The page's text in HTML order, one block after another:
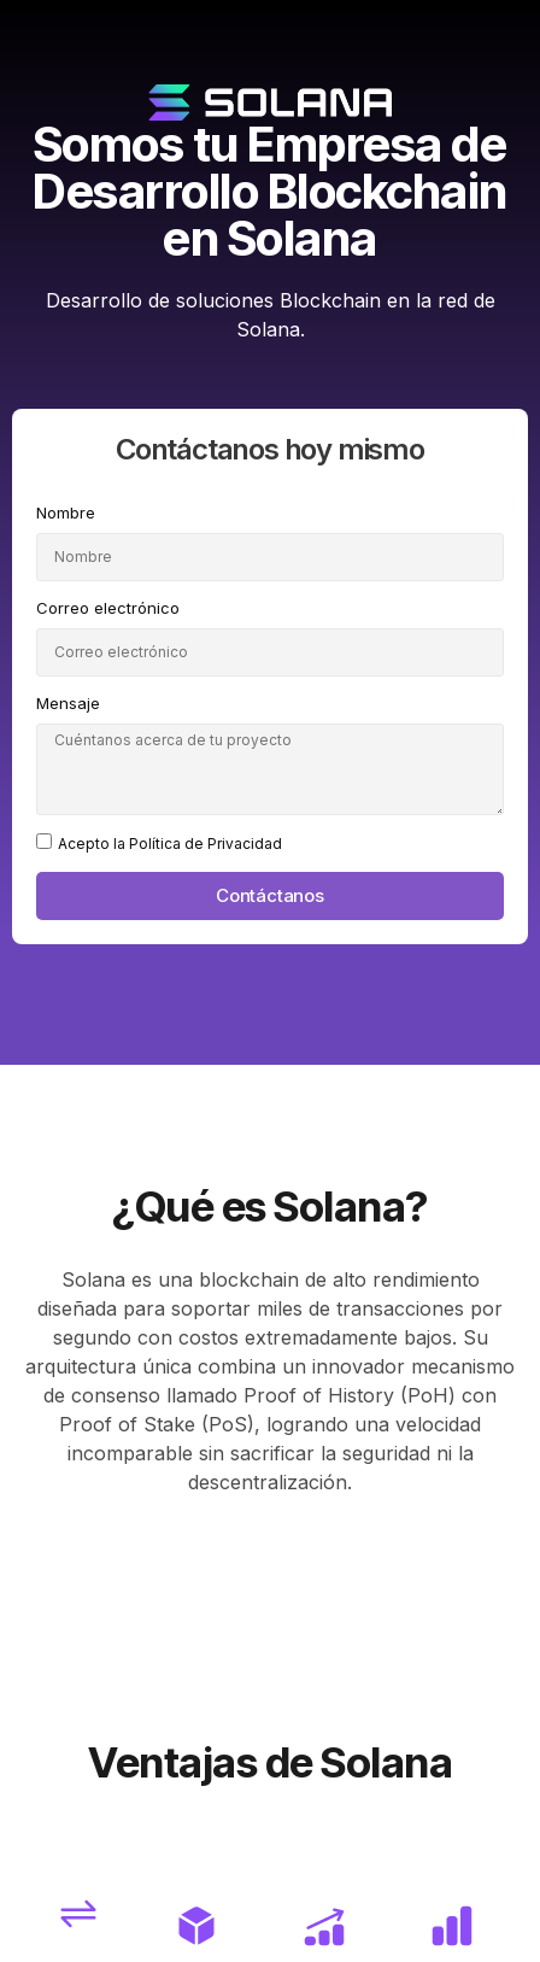
Somos tu Empresa de
Desarrollo Blockchain
en Solana
Desarrollo de soluciones Blockchain en la red de
Solana.
Contáctanos hoy mismo
Nombre
Correo electrónico
Mensaje
Acepto la Política de Privacidad
Contáctanos
¿Qué es Solana?
Solana es una blockchain de alto rendimiento
diseñada para soportar miles de transacciones por
segundo con costos extremadamente bajos. Su
arquitectura única combina un innovador mecanismo
de consenso llamado Proof of History (PoH) con
Proof of Stake (PoS), logrando una velocidad
incomparable sin sacrificar la seguridad ni la
descentralización.
Ventajas de Solana